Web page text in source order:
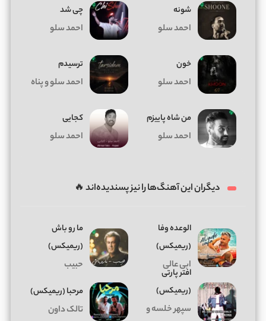
شونه
احمد سلو
چی شد
احمد سلو
خون
احمد سلو
ترسیدم
احمد سلو و پناه
من شاه پاییزم
احمد سلو
کجایی
احمد سلو
دیگران این آهنگ‌ها را نیز پسندیده‌اند 🔥
الوعده وفا
(ریمیکس)
ابی عالی
ما رو باش
(ریمیکس)
حبیب
افتر پارتی
(ریمیکس)
سپهر خلسه و
ﻣﺮﺣﺒﺎ (ریمیکس)
تالک داون